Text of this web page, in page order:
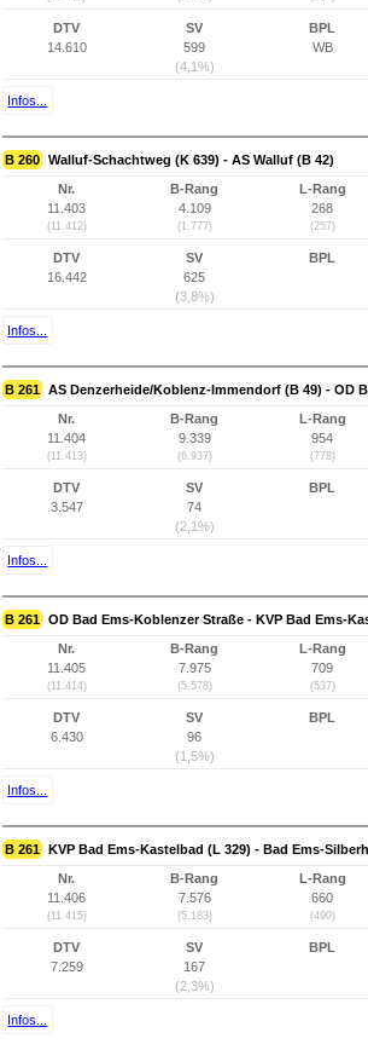
DTV
14.610
SV
599
(4,1%)
BPL
WB
Infos...
B 260 Walluf-Schachtweg (K 639) - AS Walluf (B 42)
Nr.
11.403
(11.412)
B-Rang
4.109
(1.777)
L-Rang
268
(257)
DTV
16.442
SV
625
(3,8%)
BPL
Infos...
B 261 AS Denzerheide/Koblenz-Immendorf (B 49) - OD
Nr.
11.404
(11.413)
B-Rang
9.339
(6.937)
L-Rang
954
(778)
DTV
3.547
SV
74
(2,1%)
BPL
Infos...
B 261 OD Bad Ems-Koblenzer Straße - KVP Bad Ems-
Nr.
11.405
(11.414)
B-Rang
7.975
(5.578)
L-Rang
709
(537)
DTV
6.430
SV
96
(1,5%)
BPL
Infos...
B 261 KVP Bad Ems-Kastelbad (L 329) - Bad Ems-
Nr.
11.406
(11.415)
B-Rang
7.576
(5.183)
L-Rang
660
(490)
DTV
7.259
SV
167
(2,3%)
BPL
Infos...